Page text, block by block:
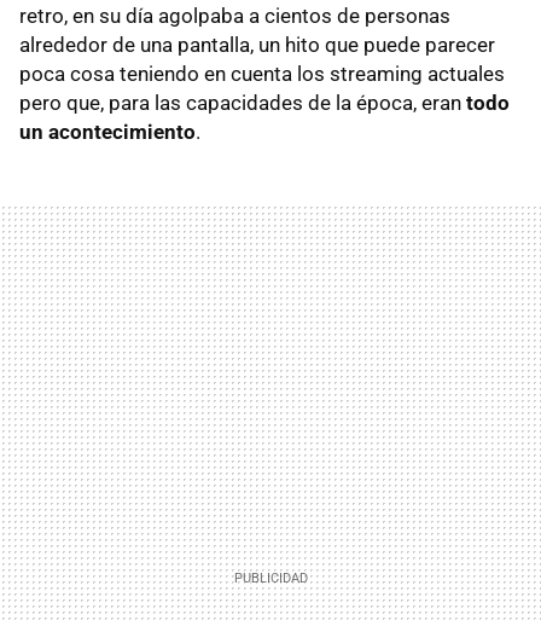
retro, en su día agolpaba a cientos de personas
alrededor de una pantalla, un hito que puede parecer
poca cosa teniendo en cuenta los streaming actuales
pero que, para las capacidades de la época, eran todo
un acontecimiento.